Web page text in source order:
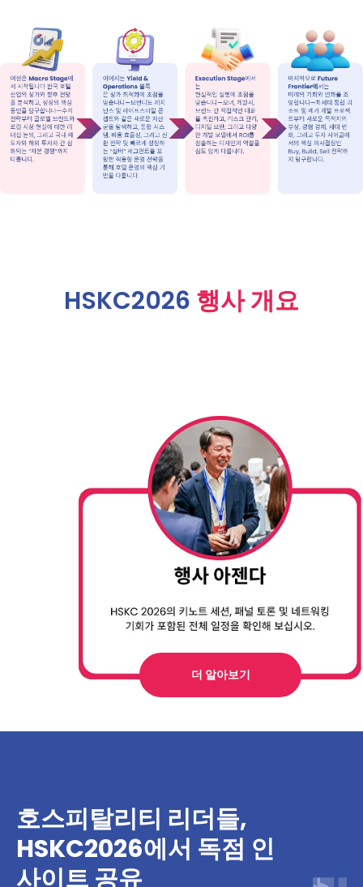
HSKC2026 행사 개요
더 알아보기
호스피탈리티 리더들,
HSKC2026에서 독점 인
사이트 공유